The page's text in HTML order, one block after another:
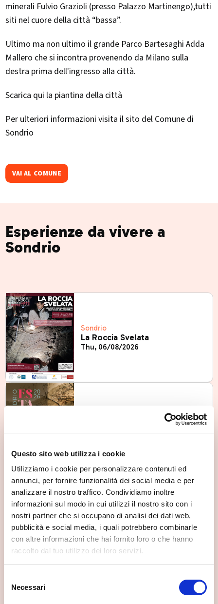
Questo sito web utilizza i cookie
Utilizziamo i cookie per personalizzare contenuti ed
annunci, per fornire funzionalità dei social media e per
analizzare il nostro traffico. Condividiamo inoltre
informazioni sul modo in cui utilizzi il nostro sito con i
nostri partner che si occupano di analisi dei dati web,
pubblicità e social media, i quali potrebbero combinarle
con altre informazioni che hai fornito loro o che hanno
raccolto dal tuo utilizzo dei loro servizi.
delNecessari
minerali Fulvio Grazioli (presso Palazzo Martinengo),tutti
siti nel cuore della città “bassa”.
Ultimo ma non ultimo il grande Parco Bartesaghi Adda
Mallero che si incontra provenendo da Milano sulla
destra prima dell'ingresso alla città.
Scarica qui la piantina della città
Per ulteriori informazioni visita il sito del Comune di
Sondrio
VAI AL COMUNE
Esperienze da vivere a
Sondrio
Sondrio
La Roccia Svelata
Thu, 06/08/2026
Sondrio estate - 6 agosto
Sondrio
Sondrio Estate
Thu, 06/08/2026